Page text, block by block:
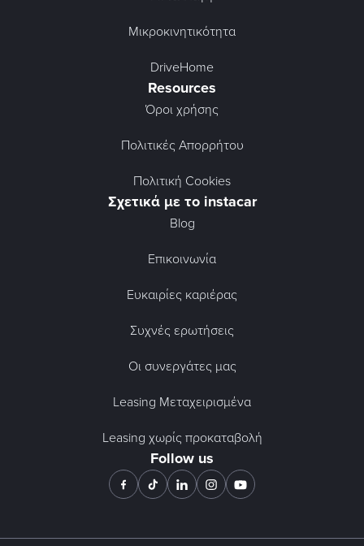
Μικροκινητικότητα
DriveHome
Resources
Όροι χρήσης
Πολιτικές Απορρήτου
Πολιτική Cookies
Σχετικά με το instacar
Blog
Επικοινωνία
Ευκαιρίες καριέρας
Συχνές ερωτήσεις
Οι συνεργάτες μας
Leasing Μεταχειρισμένα
Leasing χωρίς προκαταβολή
Follow us